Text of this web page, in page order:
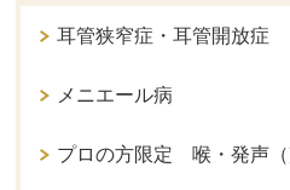
耳管狭窄症・耳管開放症
メニエール病
プロの方限定 喉・発声（